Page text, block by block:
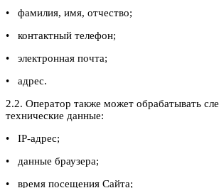
• фамилия, имя, отчество;
• контактный телефон;
• электронная почта;
• адрес.
2.2. Оператор также может обрабатывать
технические данные:
• IP-адрес;
• данные браузера;
• время посещения Сайта;